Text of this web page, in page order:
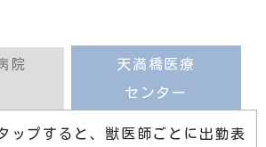
院
天満橋医療
センター
ップすると、獣医師ごとに出勤表